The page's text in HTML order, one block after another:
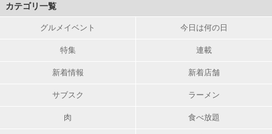
カテゴリ一覧
グルメイベント 今日は何の日
特集 連載
新着情報 新着店舗
サブスク ラーメン
肉 食べ放題